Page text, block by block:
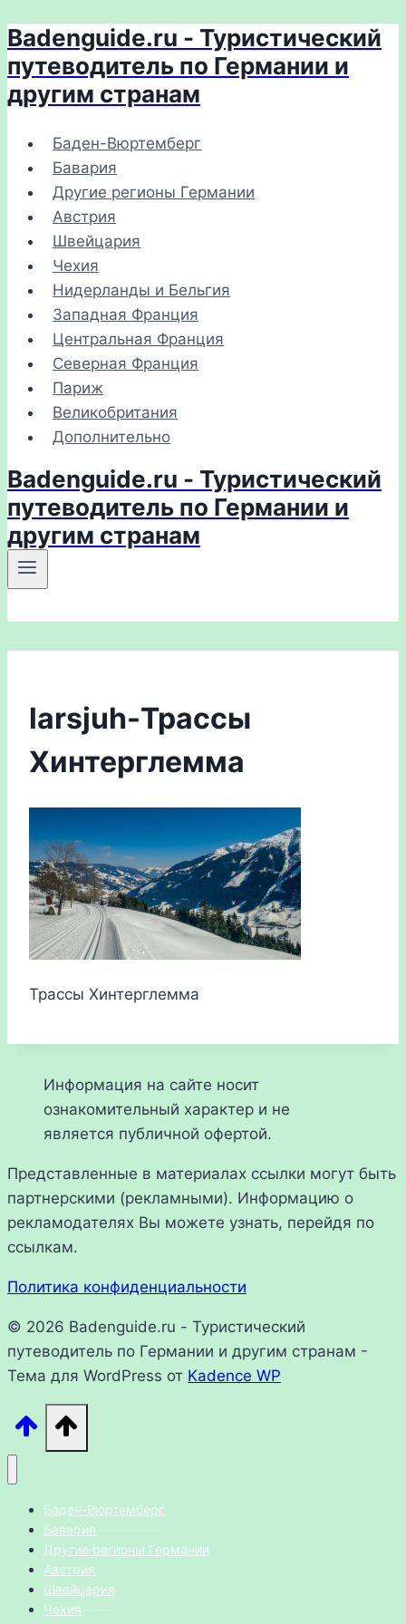
Перейти
к
содержимому
Badenguide.ru - Туристический
путеводитель по Германии и
другим странам
Баден-Вюртемберг
Бавария
Другие регионы Германии
Австрия
Швейцария
Чехия
Нидерланды и Бельгия
Западная Франция
Центральная Франция
Северная Франция
Париж
Великобритания
Дополнительно
Badenguide.ru - Туристический
путеводитель по Германии и
другим странам
larsjuh-Трассы
Хинтерглемма
Трассы Хинтерглемма
Информация на сайте носит
ознакомительный характер и не
является публичной офертой.
Представленные в материалах ссылки могут быть
партнерскими (рекламными). Информацию о
рекламодателях Вы можете узнать, перейдя по
ссылкам.
Политика конфиденциальности
© 2026 Badenguide.ru - Туристический
путеводитель по Германии и другим странам -
Тема для WordPress от Kadence WP
Баден-Вюртемберг
Бавария
Другие регионы Германии
Австрия
Швейцария
Чехия